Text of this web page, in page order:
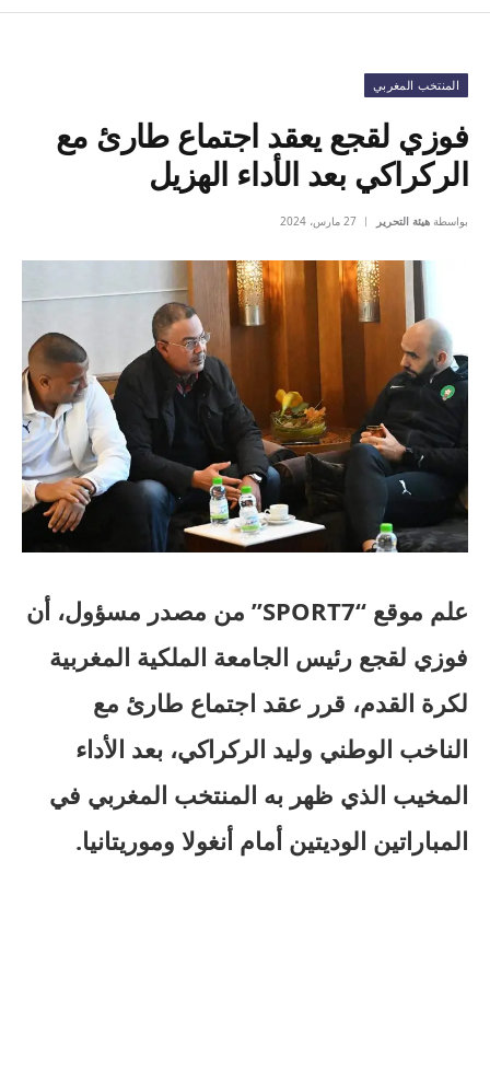
المنتخب المغربي
فوزي لقجع يعقد اجتماع طارئ مع
الركراكي بعد الأداء الهزيل
بواسطة هيئة التحرير 27 مارس، 2024
علم موقع “SPORT7” من مصدر مسؤول، أن
فوزي لقجع رئيس الجامعة الملكية المغربية
لكرة القدم، قرر عقد اجتماع طارئ مع
الناخب الوطني وليد الركراكي، بعد الأداء
المخيب الذي ظهر به المنتخب المغربي في
المباراتين الوديتين أمام أنغولا وموريتانيا.